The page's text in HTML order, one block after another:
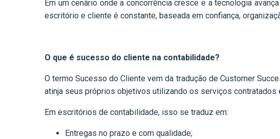
Em um cenário onde a concorrência cresce e a tecnologia
escritório e cliente é constante, baseada em confiança,
O que é sucesso do cliente na contabilidade?
O termo Sucesso do Cliente vem da tradução de Customer
atinja seus próprios objetivos utilizando os serviços contratados
Em escritórios de contabilidade, isso se traduz em:
Entregas no prazo e com qualidade;